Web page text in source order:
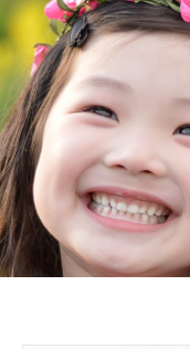
喉の疾患
めまい・耳鳴り
施設基準
インルエンザ予防接種